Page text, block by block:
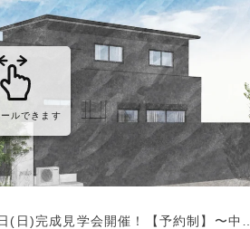
(日)完成見学会開催！【予約制】〜中…
ルできます